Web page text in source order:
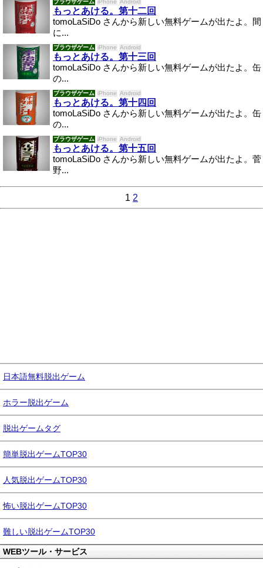
ブラウザゲーム iPhone Android
もっとあける。第十二回
tomoLaSiDo さんから新しい無料ゲームが出たよ。間
に...
ブラウザゲーム iPhone Android
もっとあける。第十三回
tomoLaSiDo さんから新しい無料ゲームが出たよ。缶
の...
ブラウザゲーム iPhone Android
もっとあける。第十四回
tomoLaSiDo さんから新しい無料ゲームが出たよ。缶
の...
ブラウザゲーム iPhone Android
もっとあける。第十五回
tomoLaSiDo さんから新しい無料ゲームが出たよ。菅
野...
1 2
日本語無料脱出ゲーム
ホラー脱出ゲーム
脱出ゲームタグ
簡単脱出ゲームTOP30
人気脱出ゲームTOP30
怖い脱出ゲームTOP30
難しい脱出ゲームTOP30
WEBツール・サービス